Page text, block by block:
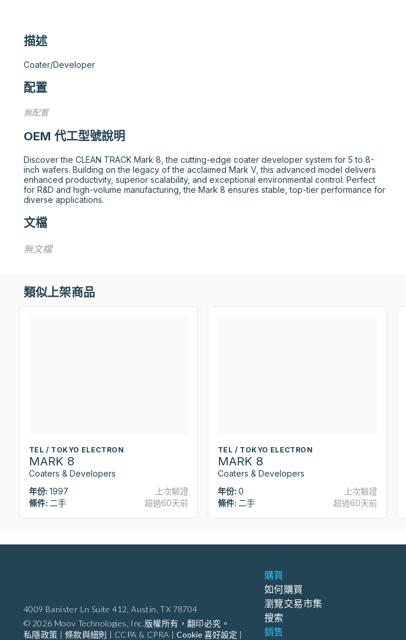
描述
Coater/Developer
配置
無配置
OEM 代工型號說明
Discover the CLEAN TRACK Mark 8, the cutting-edge coater developer system for 5 to 8-
inch wafers. Building on the legacy of the acclaimed Mark V, this advanced model delivers
enhanced productivity, superior scalability, and exceptional environmental control. Perfect
for R&D and high-volume manufacturing, the Mark 8 ensures stable, top-tier performance for
diverse applications.
文檔
無文檔
類似上架商品
TEL / TOKYO ELECTRON
MARK 8
Coaters & Developers
年份: 1997
條件: 二手
上次驗證
超過60天前
TEL / TOKYO ELECTRON
MARK 8
Coaters & Developers
年份: 0
條件: 二手
上次驗證
超過60天前
4009 Banister Ln Suite 412, Austin, TX 78704
© 2026 Moov Technologies, Inc.版權所有，翻印必究。
私隱政策
條款與細則 CCPA & CPRA Cookie 喜好設定
購買
如何購買
瀏覽交易市集
搜索
銷售